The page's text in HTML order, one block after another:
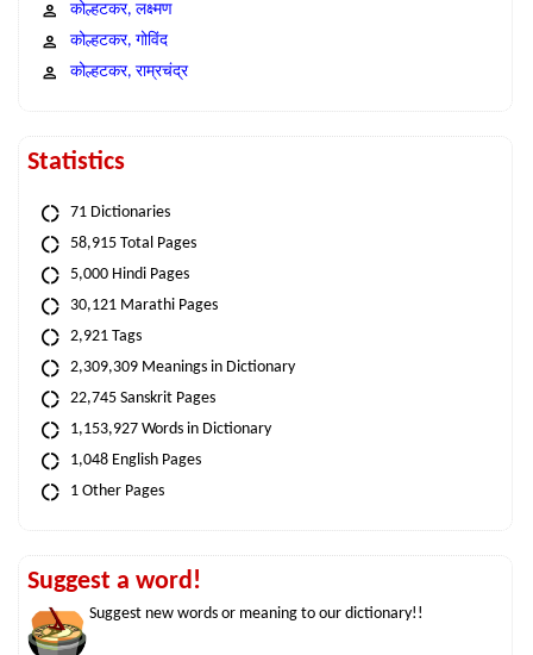
कोल्हटकर, लक्ष्मण
कोल्हटकर, गोविंद
कोल्हटकर, राम्रचंद्र
Statistics
71 Dictionaries
58,915 Total Pages
5,000 Hindi Pages
30,121 Marathi Pages
2,921 Tags
2,309,309 Meanings in Dictionary
22,745 Sanskrit Pages
1,153,927 Words in Dictionary
1,048 English Pages
1 Other Pages
Suggest a word!
Suggest new words or meaning to our dictionary!!